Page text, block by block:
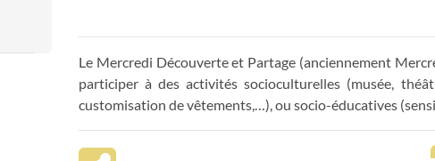
Le Mercredi Découverte et Partage (anciennement
participer à des activités socioculturelles (musée,
customisation de vêtements,…), ou socio-éducatives